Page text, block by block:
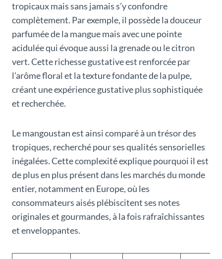
tropicaux mais sans jamais s’y confondre
complètement. Par exemple, il possède la douceur
parfumée de la mangue mais avec une pointe
acidulée qui évoque aussi la grenade ou le citron
vert. Cette richesse gustative est renforcée par
l’arôme floral et la texture fondante de la pulpe,
créant une expérience gustative plus sophistiquée
et recherchée.
Le mangoustan est ainsi comparé à un trésor des
tropiques, recherché pour ses qualités sensorielles
inégalées. Cette complexité explique pourquoi il est
de plus en plus présent dans les marchés du monde
entier, notamment en Europe, où les
consommateurs aisés plébiscitent ses notes
originales et gourmandes, à la fois rafraîchissantes
et enveloppantes.